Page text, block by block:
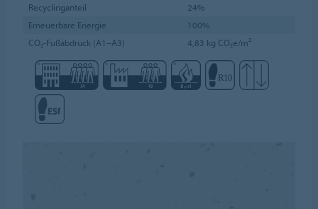
Recyclinganteil
24%
Erneuerbare Energie
100%
CO₂-Fußabdruck (A1–A3)
4,83 kg CO₂e/m²